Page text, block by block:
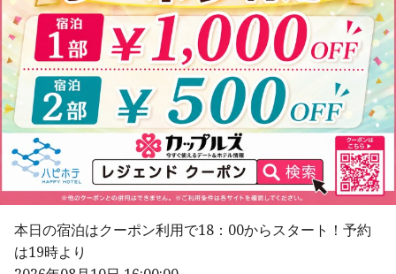
本日の宿泊はクーポン利用で18：00からスタート！予約
は19時より